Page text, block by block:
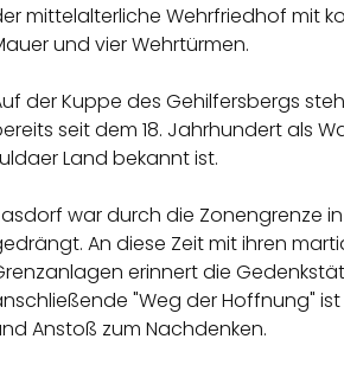
mittelalterliche Wehrfriedhof mit
und vier Wehrtürmen.
der Kuppe des Gehilfersbergs
seit dem 18. Jahrhundert als
Land bekannt ist.
war durch die Zonengrenze
An diese Zeit mit ihren
erinnert die
"Weg der Hoffnung"
Anstoß zum Nachdenken.